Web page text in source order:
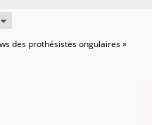
des prothésistes ongulaires »